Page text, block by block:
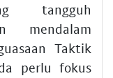
tangguh
mendalam
Taktik
perlu fokus